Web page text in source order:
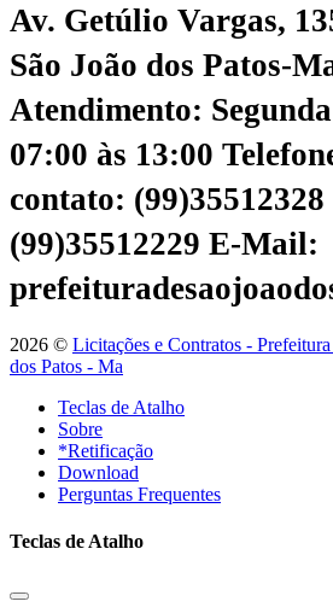
Av. Getúlio Vargas,
São João dos Patos-
Atendimento:
07:00 às 13:00
contato: (99)35512328
(99)35512229 E-Mail:
2026 © Licitações e Contratos -
dos Patos - Ma
Teclas de Atalho
Sobre
*Retificação
Download
Perguntas Frequentes
Teclas de Atalho